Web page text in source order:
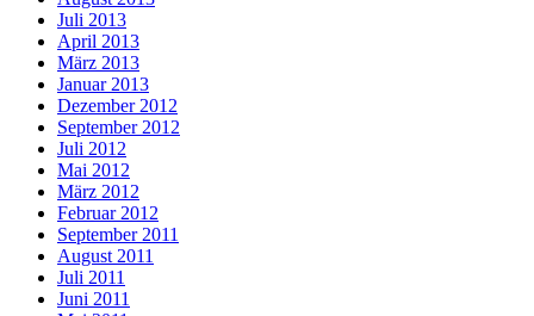
Juli 2013
April 2013
März 2013
Januar 2013
Dezember 2012
September 2012
Juli 2012
Mai 2012
März 2012
Februar 2012
September 2011
August 2011
Juli 2011
Juni 2011